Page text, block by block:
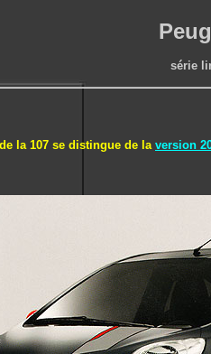
série
la 107 se distingue de la version